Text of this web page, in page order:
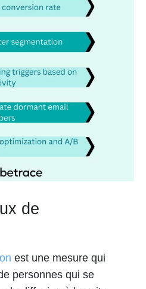
de
est une mesure qui
personnes qui se